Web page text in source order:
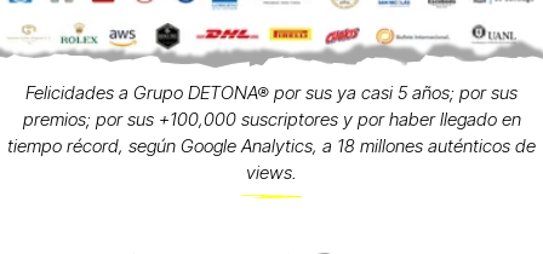
Felicidades a Grupo DETONA® por sus ya casi 5 años; por sus
premios; por sus +100,000 suscriptores y por haber llegado en
tiempo récord, según Google Analytics, a 18 millones auténticos de
views.